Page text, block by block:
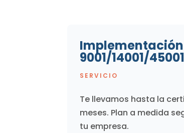
Implementación
9001/14001/45001
SERVICIO
Te llevamos hasta la
meses. Plan a medida
tu empresa.